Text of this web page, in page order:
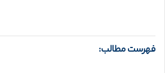
فهرست مطالب: